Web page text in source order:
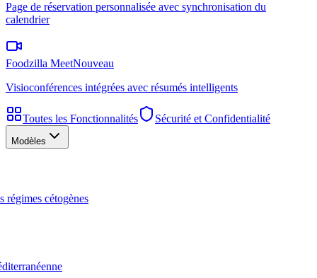
Page de réservation personnalisée avec synchronisation du
calendrier
Foodzilla MeetNouveau
Visioconférences intégrées avec résumés intelligents
Toutes les Fonctionnalités Sécurité et Confidentialité
Modèles
régimes cétogènes